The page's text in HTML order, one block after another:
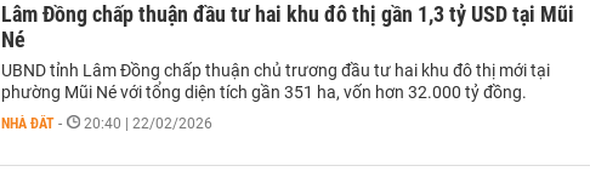
Lâm Đồng chấp thuận đầu tư hai khu đô thị gần 1,3 tỷ USD tại Mũi
Né
UBND tỉnh Lâm Đồng chấp thuận chủ trương đầu tư hai khu đô thị mới tại
phường Mũi Né với tổng diện tích gần 351 ha, vốn hơn 32.000 tỷ đồng.
NHÀ ĐẤT - 20:40 | 22/02/2026